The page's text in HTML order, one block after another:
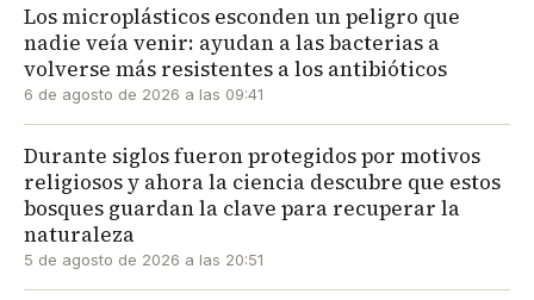
Los microplásticos esconden un peligro que
nadie veía venir: ayudan a las bacterias a
volverse más resistentes a los antibióticos
6 de agosto de 2026 a las 09:41
Durante siglos fueron protegidos por motivos
religiosos y ahora la ciencia descubre que estos
bosques guardan la clave para recuperar la
naturaleza
5 de agosto de 2026 a las 20:51